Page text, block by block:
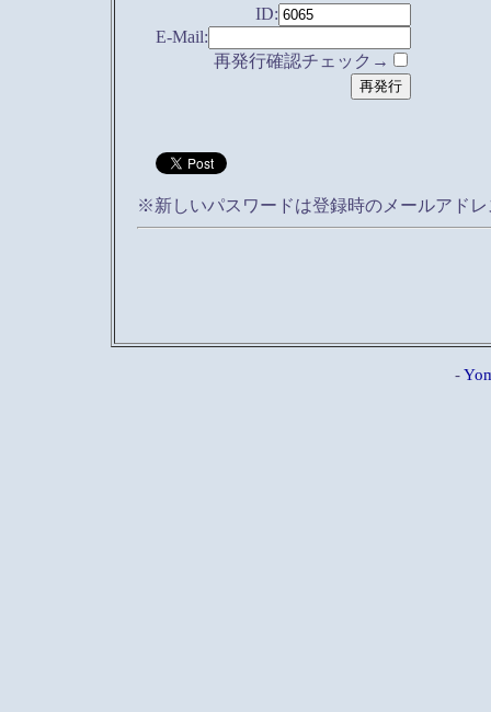
ID:
E-Mail:
再発行確認チェック→
※新しいパスワードは登録時のメールアド
-